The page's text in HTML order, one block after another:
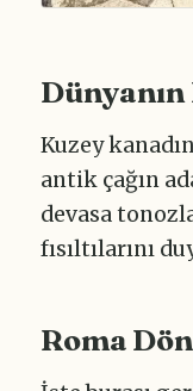
Kuzey
antik çağın
devasa
fısıltılarını
Roma